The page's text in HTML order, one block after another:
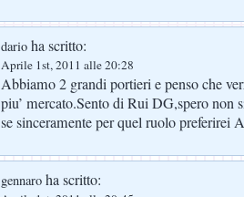
dario ha scritto:
Aprile 1st, 2011 alle 20:28
Abbiamo 2 grandi portieri e penso che
piu’ mercato.Sento di Rui DG,spero non
se sinceramente per quel ruolo preferirei
gennaro ha scritto: